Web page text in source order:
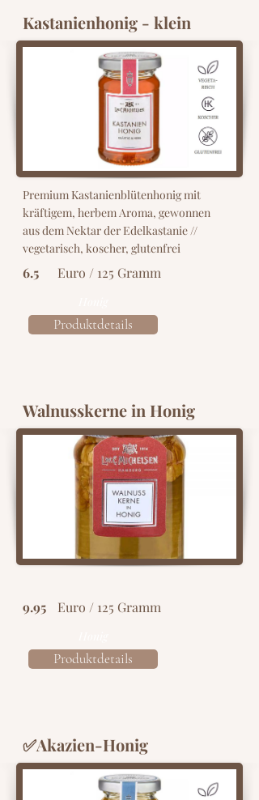
Kastanienhonig - klein
Premium Kastanienblütenhonig mit
kräftigem, herbem Aroma, gewonnen
aus dem Nektar der Edelkastanie //
vegetarisch, koscher, glutenfrei
6.5 Euro / 125 Gramm
Produktdetails
Walnusskerne in Honig
9.95 Euro / 125 Gramm
Produktdetails
✅Akazien-Honig